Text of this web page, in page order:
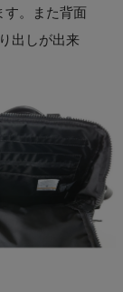
す。また背面
出しが出来